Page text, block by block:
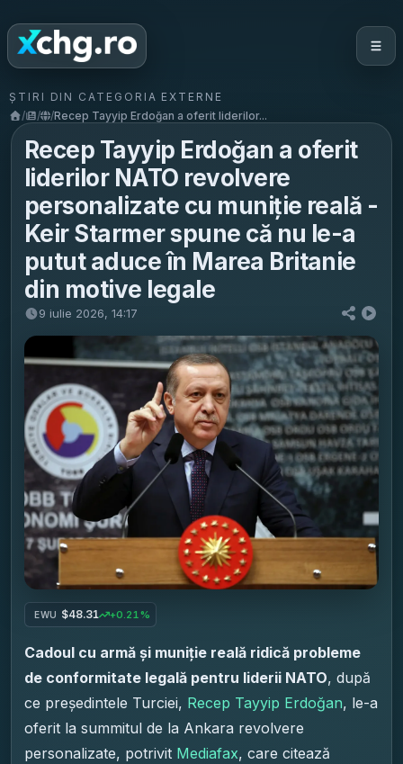
ȘTIRI DIN CATEGORIA EXTERNE
/
/ /Recep Tayyip Erdoğan a oferit liderilor...
Recep Tayyip Erdoğan a oferit
liderilor NATO revolvere
personalizate cu muniție reală -
Keir Starmer spune că nu le-a
putut aduce în Marea Britanie
din motive legale
9 iulie 2026, 14:17
EWU $48.31 +0.21%
Cadoul cu armă și muniție reală ridică probleme
de conformitate legală pentru liderii NATO, după
ce președintele Turciei, Recep Tayyip Erdoğan, le-a
oferit la summitul de la Ankara revolvere
personalizate, potrivit Mediafax, care citează